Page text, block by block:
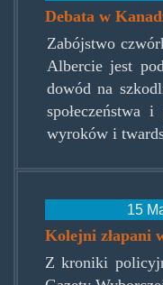
Debata w
Zabójstwo
Albercie jest
dowód na
społeczeństwa
wyroków i
15
Kolejni złapani
Z kroniki